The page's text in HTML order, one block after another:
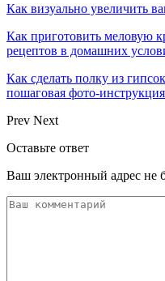
Как визуально увеличить
Как приготовить меловую
рецептов в домашних
Как сделать полку из
пошаговая фото-
Prev Next
Оставьте ответ
Ваш электронный адрес не